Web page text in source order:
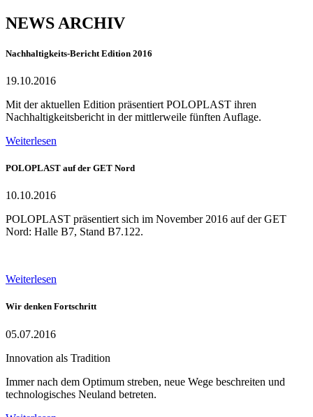
NEWS ARCHIV
Nachhaltigkeits-Bericht Edition 2016
19.10.2016
Mit der aktuellen Edition präsentiert POLOPLAST ihren
Nachhaltigkeitsbericht in der mittlerweile fünften Auflage.
Weiterlesen
POLOPLAST auf der GET Nord
10.10.2016
POLOPLAST präsentiert sich im November 2016 auf der GET
Nord: Halle B7, Stand B7.122.
Weiterlesen
Wir denken Fortschritt
05.07.2016
Innovation als Tradition
Immer nach dem Optimum streben, neue Wege beschreiten und
technologisches Neuland betreten.